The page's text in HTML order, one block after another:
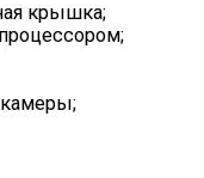
крышка;
камеры;